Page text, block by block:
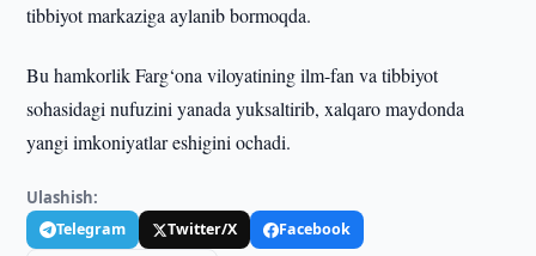
tibbiyot markaziga aylanib bormoqda.
Bu hamkorlik Farg‘ona viloyatining ilm-fan va tibbiyot
sohasidagi nufuzini yanada yuksaltirib, xalqaro maydonda
yangi imkoniyatlar eshigini ochadi.
Ulashish:
Telegram Twitter/X
Facebook